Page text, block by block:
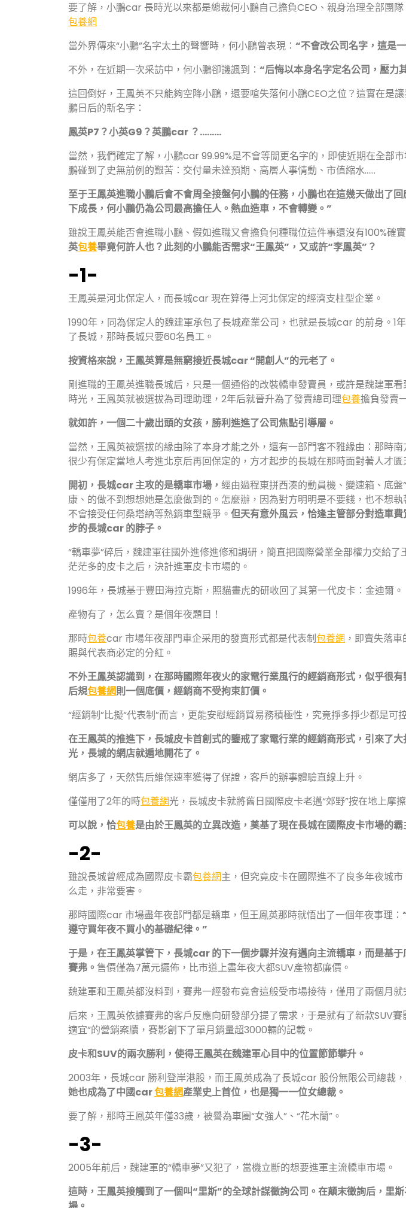
要了解，小鵬car 長時光以來都是總裁何小鵬自己擔負CEO、親身治理全部團
包養網
當外界傳來“小鵬”名字太土的聲響時，何小鵬曾表現： “不會改公司名字，這是
不外，在近期一次采訪中，何小鵬卻譏諷到： “后悔以本身名字定名公司，壓力
這回倒好，王鳳英不只能夠空降小鵬，還要嗆失落何小鵬CEO之位？這實在是
鵬日后的新名字：
鳳英P7？小英G9？英鵬car ？………
當然，我們確定了解，小鵬car 99.99%是不會等閒更名字的，即使近期在全部
鵬碰到了史無前例的艱苦：交付量未達預期、高層人事情動、市值縮水……
至于王鳳英進職小鵬后會不會周全接盤何小鵬的任務，小鵬也在這幾天做出了回
下成長，何小鵬仍為公司最高擔任人。熱血造車，不會轉變。”
雖說王鳳英能否會進職小鵬、假如進職又會擔負何種職位這件事還沒有100%確
英包養畢竟何許人也？此刻的小鵬能否需求“王鳳英”，又或許“李鳳英”？
-1-
王鳳英是河北保定人，而長城car 現在算得上河北保定的經濟支柱型企業。
1990年，同為保定人的魏建軍承包了長城產業公司，也就是長城car 的前身。1年
了長城，那時長城只要60名員工。
按資格來說，王鳳英算是無窮接近長城car “開創人”的元老了。
剛進職的王鳳英進職長城后，只是一個通俗的改裝轎車發賣員，或許是魏建軍
時光，王鳳英就被選拔為司理助理，2年后就晉升為了發賣總司理包養擔負發賣
就如許，一個二十歲出頭的女孩，勝利進進了公司焦點引導層。
當然，王鳳英被選拔的緣由除了本身才能之外，還有一部門客不雅緣由：那時
很少有保定當地人考進北京后再回保定的，方才起步的長城在那時面對著人才匱
開初，長城car 主攻的是轎車市場， 經由過程東拼西湊的動員機、變速箱、底
康、的做不到想想她是怎麼做到的。怎麼辦，因為對方明明是不要錢，也不想
不會接受任何桑塔納等熱銷車型競爭。 但天有意外風云，恰逢主管部分對造車
步的長城car 的脖子。
“轎車夢”碎后，魏建軍往國外進修進修和調研，簡直把國際營業全部權力交給
茫茫多的皮卡之后，決計進軍皮卡市場的。
1996年，長城基于豐田海拉克斯，照貓畫虎的研收回了其第一代皮卡：金迪爾。
產物有了，怎么賣？是個年夜題目！
那時包養car 市場年夜部門車企采用的發賣形式都是代表制包養網 ，即賣失落
賜與代表商必定的分紅。
不外王鳳英認識到，在那時國際年夜火的家電行業風行的經銷商形式 ，似乎很
后規包養網則一個底價，經銷商不受拘束訂價。
“經銷制”比擬“代表制”而言，更能安慰經銷貿易務積極性，究竟掙多掙少都是可
在王鳳英的推進下，長城皮卡首創式的鑒戒了家電行業的經銷商形式，引來了
光，長城的網店就遍地開花了。
網店多了，天然售后維保速率獲得了保證，客戶的辦事體驗直線上升。
僅僅用了2年的時包養網光，長城皮卡就將舊日國際皮卡老邁“郊野”按在地上摩
可以說，恰包養是由於王鳳英的立異改造，奠基了現在長城在國際皮卡市場的霸
-2-
雖說長城曾經成為國際皮卡霸包養網主，但究竟皮卡在國際進不了良多年夜城
么走，非常要害。
那時國際car 市場盡年夜部門都是轎車，但王鳳英那時就悟出了一個年夜事理：
遵守買年夜不買小的基礎紀律。”
于是，在王鳳英掌管下，長城car 的下一個步驟并沒有邁向主流轎車，而是基
賽弗。 售價僅為7萬元擺佈，比市道上盡年夜大都SUV產物都廉價。
魏建軍和王鳳英都沒料到，賽弗一經發布竟會這般受市場接待，僅用了兩個月就
后來，王鳳英依據賽弗的客戶反應向研發部分提了需求，于是就有了新款SUV
適宜”的營銷案牘，賽影創下了單月銷量超3000輛的記載。
皮卡和SUV的兩次勝利，使得王鳳英在魏建軍心目中的位置節節攀升。
2003年，長城car 勝利登岸港股，而王鳳英成為了長城car 股份無限公司總裁，
她也成為了中國car包養網產業史上首位，也是獨一一位女總裁。
要了解，那時王鳳英年僅33歲，被譽為車圈“女強人”、“花木蘭”。
-3-
2005年前后，魏建軍的“轎車夢”又犯了，當機立斷的想要進軍主流轎車市場。
這時， 王鳳英接觸到了一個叫“里斯”的全球計謀徵詢公司。在顛末徵詢后，里